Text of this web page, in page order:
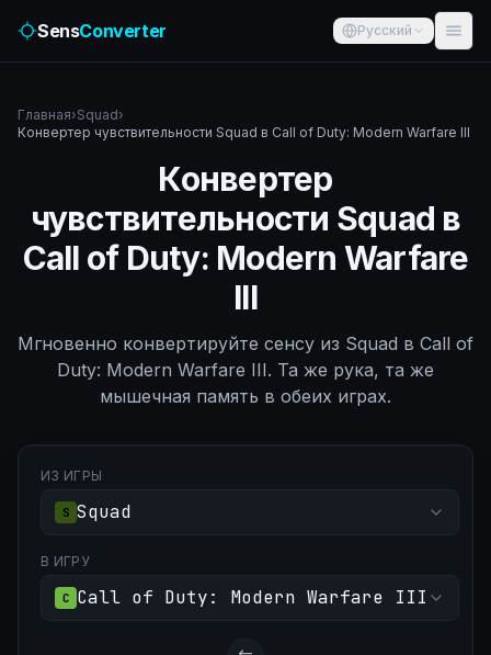
SensConverter Русский
Главная›Squad›
Конвертер чувствительности Squad в Call of Duty: Modern Warfare III
Конвертер
чувствительности Squad в
Call of Duty: Modern Warfare
III
Мгновенно конвертируйте сенсу из Squad в Call of
Duty: Modern Warfare III. Та же рука, та же
мышечная память в обеих играх.
ИЗ ИГРЫ
S Squad
В ИГРУ
C Call of Duty: Modern Warfare III